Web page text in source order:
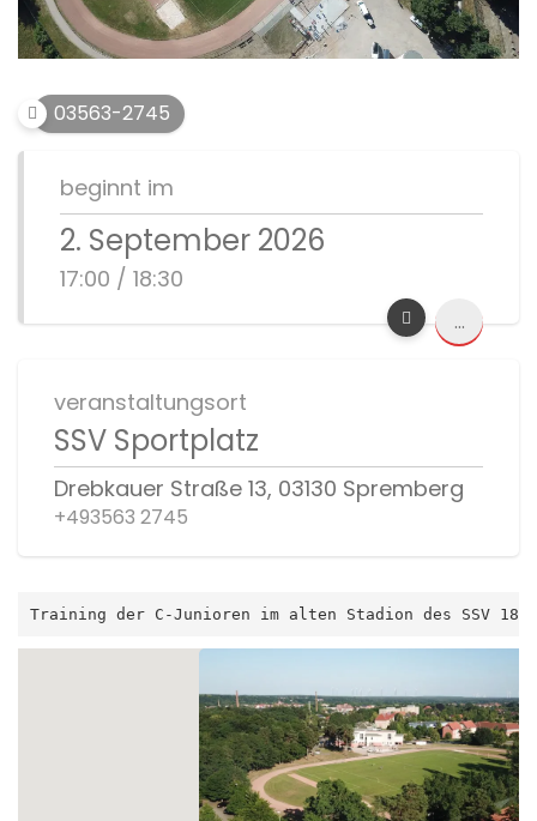
03563-2745
beginnt im
2. September 2026
17:00 / 18:30
...
veranstaltungsort
SSV Sportplatz
Drebkauer Straße 13, 03130 Spremberg
+493563 2745
Training der C-Junioren im alten Stadion des SSV 1862